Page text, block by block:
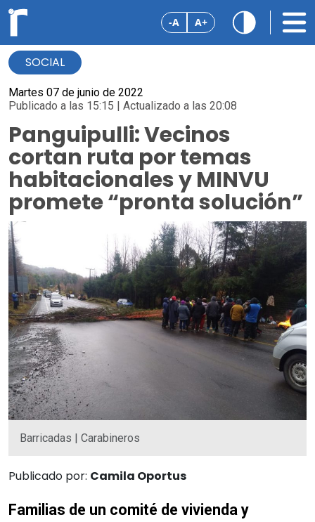
-A A+
SOCIAL
Martes 07 de junio de 2022
Publicado a las 15:15 | Actualizado a las 20:08
Panguipulli: Vecinos
cortan ruta por temas
habitacionales y MINVU
promete “pronta solución”
Barricadas | Carabineros
Publicado por: Camila Oportus
Familias de un comité de vivienda y